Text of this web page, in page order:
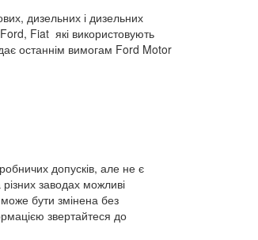
дизельних і дизельних
Ford, Fiat які використовують
останнім вимогам Ford Motor
допусків, але не є
заводах можливі
бути змінена без
звертайтеся до